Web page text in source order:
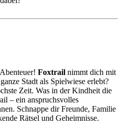
Foxtrail nimmt dich mit
Stadt als Spielwiese erlebt?
Zeit. Was in der Kindheit die
– ein anspruchsvolles
Schnappe dir Freunde, Familie
Rätsel und Geheimnisse.